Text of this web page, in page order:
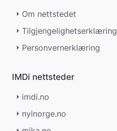
Om nettstedet
Tilgjengelighetserklæring
Personvernerklæring
IMDi nettsteder
imdi.no
nyinorge.no